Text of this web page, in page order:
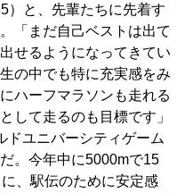
）と、先輩たちに先着す
「まだ自己ベストは出て
せるようになってきてい
の中でも特に充実感をみ
ハーフマラソンも走れる
して走るのも目標です」
ドユニバーシティゲーム
。今年中に5000mで15
、駅伝のために安定感